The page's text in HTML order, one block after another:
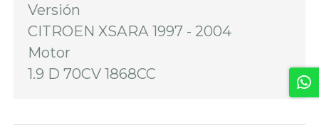
Versión
CITROEN XSARA 1997 - 2004
Motor
1.9 D 70CV 1868CC